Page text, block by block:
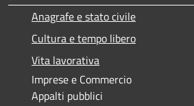
Anagrafe e stato civile
Cultura e tempo libero
Vita lavorativa
Imprese e Commercio
Appalti pubblici